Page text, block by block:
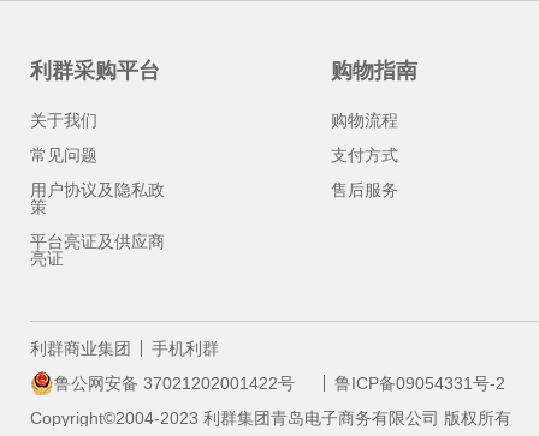
利群采购平台
关于我们
常见问题
用户协议及隐私政
策
平台亮证及供应商
亮证
购物指南
购物流程
支付方式
售后服务
利群商业集团
手机利群
鲁公网安备 37021202001422号
鲁ICP备09054331号-2
Copyright©2004-2023 利群集团青岛电子商务有限公司 版权所有